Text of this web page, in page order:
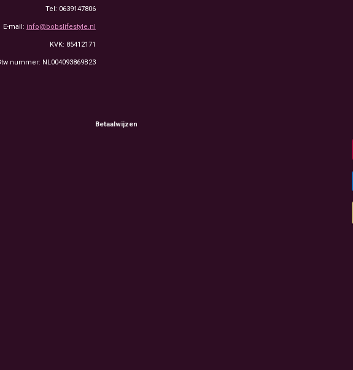
Tel: 0639147806
E-mail: info@bobslifestyle.nl
KVK: 85412171
nummer: NL004093869B23
Betaalwijzen